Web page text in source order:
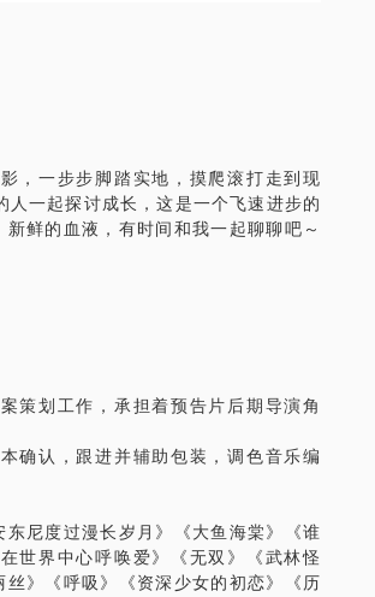
，一步步脚踏实地，摸爬滚打走到现
一起探讨成长，这是一个飞速进步的
鲜的血液，有时间和我一起聊聊吧～
策划工作，承担着预告片后期导演角
确认，跟进并辅助包装，调色音乐编
尼度过漫长岁月》《大鱼海棠》《谁
世界中心呼唤爱》《无双》《武林怪
》《呼吸》《资深少女的初恋》《历